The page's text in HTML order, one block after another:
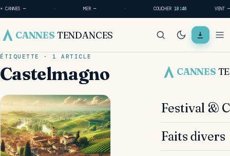
☀ CANNES — · MER— · COUCHER18:46 VENT —
CANNES TENDANCES
CANNES
Festival &
Faits divers
ÉTIQUETTE · 1 ARTICLE
Castelmagno